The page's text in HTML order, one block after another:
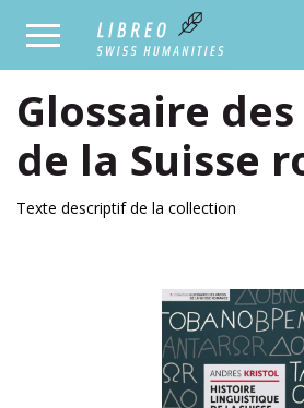
Glossaire
de la Suisse
Texte descriptif de la collection